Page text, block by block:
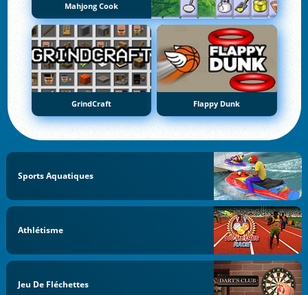
Mahjong Cook
GrindCraft Flappy Dunk
Sports Aquatiques
Athlétisme
Jeu De Fléchettes